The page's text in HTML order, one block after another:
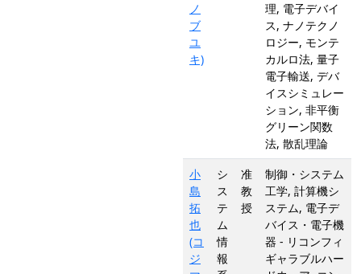
ノ
ブ
ユ
キ)
理, 電子デバイ
ス, ナノテクノ
ロジー, モンテ
カルロ法, 量子
電子輸送, デバ
イスシミュレー
ション, 非平衡
グリーン関数
法, 散乱理論
小
島
拓
也
(コ
ジ
シ
ス
テ
ム
情
報
准
教
授
制御・システム
工学, 計算機シ
ステム, 電子デ
バイス・電子機
器 - リコンフィ
ギャラブルハー